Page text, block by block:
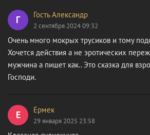
Г Гость Александр
2 сентября 2024 09:32
Очень много мокрых трусиков и тому
Хочется действия а не эротических
мужчина а пишет как.. Это сказка для
Господи.
Е Ермек
29 января 2025 23:58